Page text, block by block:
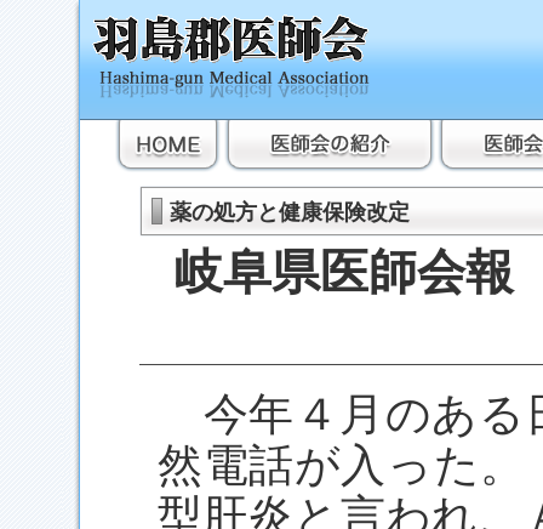
薬の処方と健康保険改定
岐阜県医師会
今年４月のある
然電話が入った。
型肝炎と言われ、